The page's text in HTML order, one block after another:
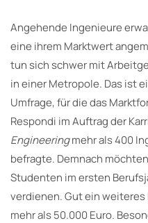
Angehende Ingenieure
eine ihrem Marktwert
tun sich schwer mit
in einer Metropole. Das ist
Umfrage, für die das
Respondi im Auftrag der
Engineeringmehr als 400
befragte. Demnach
Studenten im ersten
verdienen. Gut ein
mehr als 50.000 Euro.